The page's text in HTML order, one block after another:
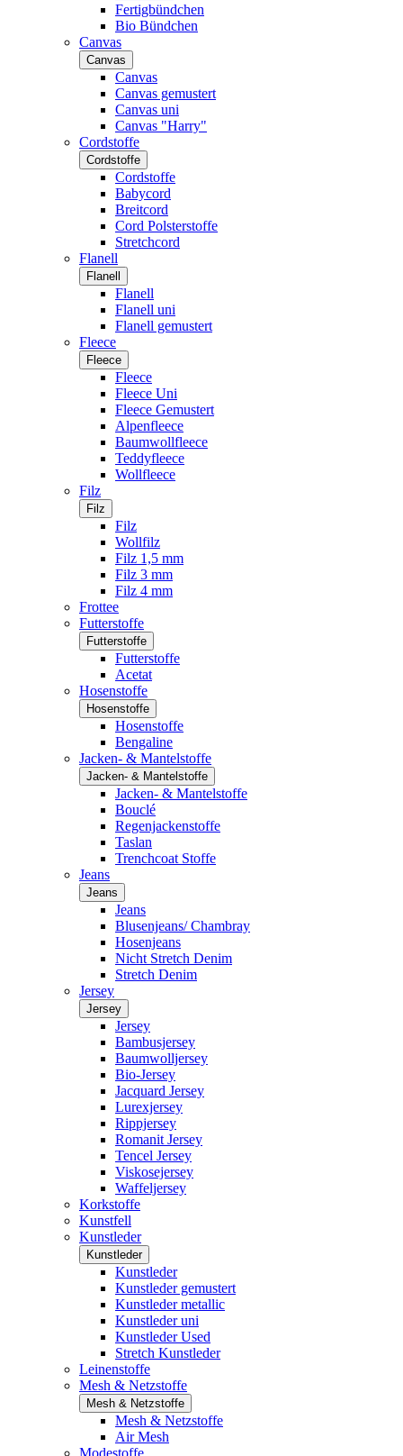
Fertigbündchen
Bio Bündchen
Canvas
Canvas
Canvas
Canvas gemustert
Canvas uni
Canvas "Harry"
Cordstoffe
Cordstoffe
Cordstoffe
Babycord
Breitcord
Cord Polsterstoffe
Stretchcord
Flanell
Flanell
Flanell
Flanell uni
Flanell gemustert
Fleece
Fleece
Fleece
Fleece Uni
Fleece Gemustert
Alpenfleece
Baumwollfleece
Teddyfleece
Wollfleece
Filz
Filz
Filz
Wollfilz
Filz 1,5 mm
Filz 3 mm
Filz 4 mm
Frottee
Futterstoffe
Futterstoffe
Futterstoffe
Acetat
Hosenstoffe
Hosenstoffe
Hosenstoffe
Bengaline
Jacken- & Mantelstoffe
Jacken- & Mantelstoffe
Jacken- & Mantelstoffe
Bouclé
Regenjackenstoffe
Taslan
Trenchcoat Stoffe
Jeans
Jeans
Jeans
Blusenjeans/ Chambray
Hosenjeans
Nicht Stretch Denim
Stretch Denim
Jersey
Jersey
Jersey
Bambusjersey
Baumwolljersey
Bio-Jersey
Jacquard Jersey
Lurexjersey
Rippjersey
Romanit Jersey
Tencel Jersey
Viskosejersey
Waffeljersey
Korkstoffe
Kunstfell
Kunstleder
Kunstleder
Kunstleder
Kunstleder gemustert
Kunstleder metallic
Kunstleder uni
Kunstleder Used
Stretch Kunstleder
Leinenstoffe
Mesh & Netzstoffe
Mesh & Netzstoffe
Mesh & Netzstoffe
Air Mesh
Modestoffe